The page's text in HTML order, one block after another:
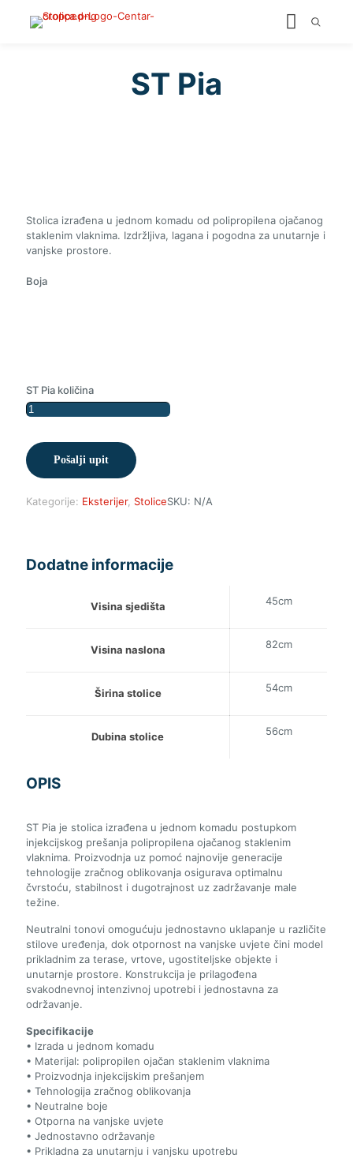
ST Pia
Stolica izrađena u jednom komadu od polipropilena ojačanog
staklenim vlaknima. Izdržljiva, lagana i pogodna za unutarnje i
vanjske prostore.
Boja
ST Pia količina
Pošalji upit
Kategorije: Eksterijer, StoliceSKU: N/A
Dodatne informacije
Visina sjedišta 45cm
Visina naslona 82cm
Širina stolice 54cm
Dubina stolice 56cm
OPIS
ST Pia je stolica izrađena u jednom komadu postupkom
injekcijskog prešanja polipropilena ojačanog staklenim
vlaknima. Proizvodnja uz pomoć najnovije generacije
tehnologije zračnog oblikovanja osigurava optimalnu
čvrstoću, stabilnost i dugotrajnost uz zadržavanje male
težine.
Neutralni tonovi omogućuju jednostavno uklapanje u različite
stilove uređenja, dok otpornost na vanjske uvjete čini model
prikladnim za terase, vrtove, ugostiteljske objekte i
unutarnje prostore. Konstrukcija je prilagođena
svakodnevnoj intenzivnoj upotrebi i jednostavna za
održavanje.
Specifikacije
• Izrada u jednom komadu
• Materijal: polipropilen ojačan staklenim vlaknima
• Proizvodnja injekcijskim prešanjem
• Tehnologija zračnog oblikovanja
• Neutralne boje
• Otporna na vanjske uvjete
• Jednostavno održavanje
• Prikladna za unutarnju i vanjsku upotrebu